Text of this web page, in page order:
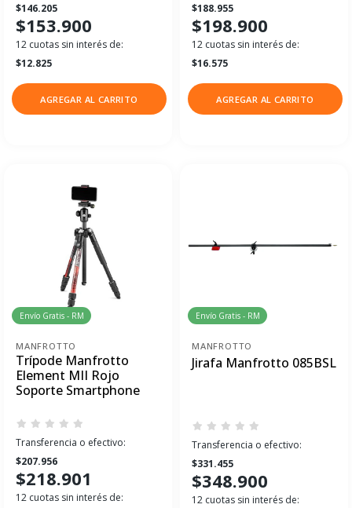
$146.205
$153.900
12 cuotas sin interés de:
$12.825
AGREGAR AL CARRITO
$188.955
$198.900
12 cuotas sin interés de:
$16.575
AGREGAR AL CARRITO
Envío Gratis - RM
MANFROTTO
Trípode Manfrotto
Element MII Rojo
Soporte Smartphone
Transferencia o efectivo:
$207.956
$218.901
12 cuotas sin interés de:
Envío Gratis - RM
MANFROTTO
Jirafa Manfrotto 085BSL
Transferencia o efectivo:
$331.455
$348.900
12 cuotas sin interés de: